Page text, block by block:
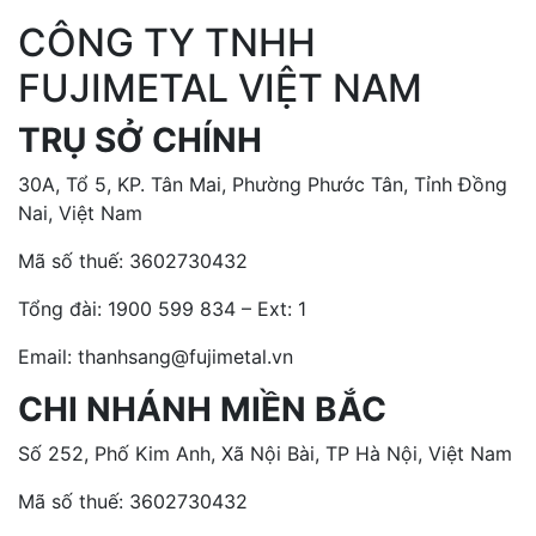
CÔNG TY TNHH
FUJIMETAL VIỆT NAM
TRỤ SỞ CHÍNH
30A, Tổ 5, KP. Tân Mai, Phường Phước Tân, Tỉnh Đồng
Nai, Việt Nam
Mã số thuế: 3602730432
Tổng đài: 1900 599 834 – Ext: 1
Email: thanhsang@fujimetal.vn
CHI NHÁNH MIỀN BẮC
Số 252, Phố Kim Anh, Xã Nội Bài, TP Hà Nội, Việt Nam
Mã số thuế: 3602730432